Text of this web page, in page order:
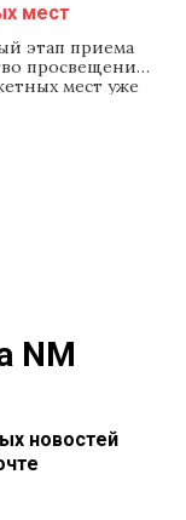
мест
этап приема
просвещения,
мест уже
курс в 17
студентов.
NM
новостей